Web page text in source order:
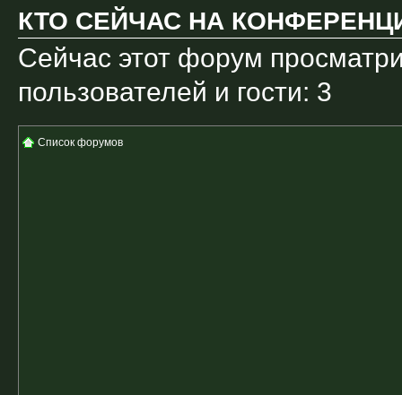
КТО СЕЙЧАС НА
Сейчас этот форум
пользователей и гости: 3
Список форумов